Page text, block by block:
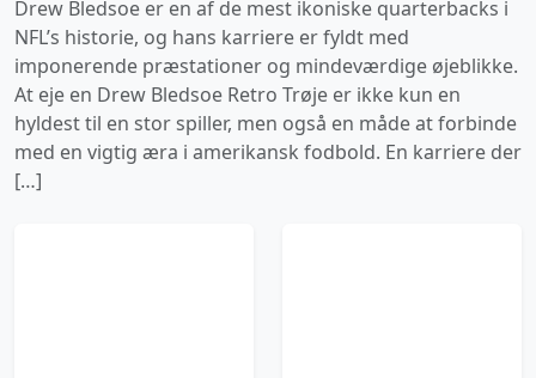
Drew Bledsoe er en af de mest ikoniske quarterbacks i
NFL’s historie, og hans karriere er fyldt med
imponerende præstationer og mindeværdige øjeblikke.
At eje en Drew Bledsoe Retro Trøje er ikke kun en
hyldest til en stor spiller, men også en måde at forbinde
med en vigtig æra i amerikansk fodbold. En karriere der
[…]